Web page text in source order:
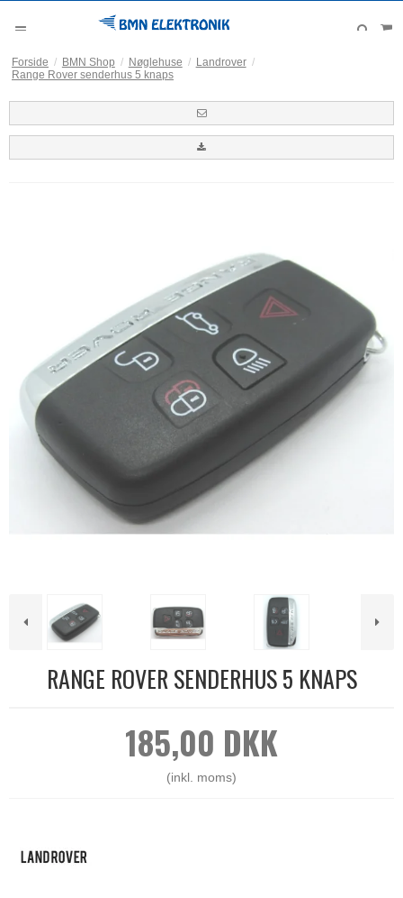
Forside / BMN Shop / Nøglehuse / Landrover /
Range Rover senderhus 5 knaps
RANGE ROVER SENDERHUS 5 KNAPS
185,00 DKK
(inkl. moms)